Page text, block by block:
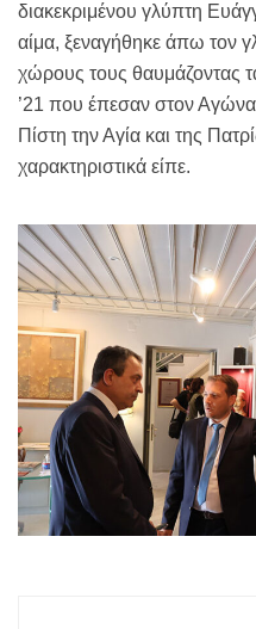
διακεκριμένου γλύπτη
αίμα, ξεναγήθηκε άπω τον
χώρους τους θαυμάζοντας
’21 που έπεσαν στον Αγώνα
Πίστη την Αγία και της
χαρακτηριστικά είπε.